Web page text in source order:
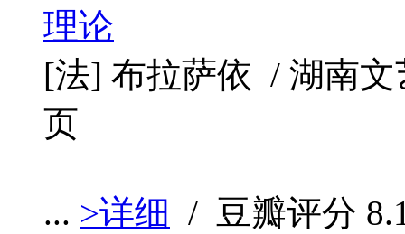
理论
[法] 布拉萨依 / 湖南
页
... >详细 / 豆瓣评分